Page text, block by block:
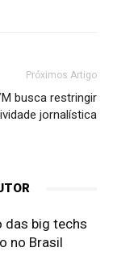
Próximos Artigo
busca restringir
jornalística
das big techs
no Brasil